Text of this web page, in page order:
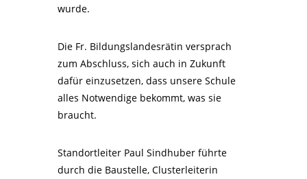
wurde.
Die Fr. Bildungslandesrätin versprach
zum Abschluss, sich auch in Zukunft
dafür einzusetzen, dass unsere Schule
alles Notwendige bekommt, was sie
braucht.
Standortleiter Paul Sindhuber führte
durch die Baustelle, Clusterleiterin